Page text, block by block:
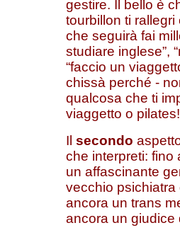
gestire. Il bello è
tourbillon ti
che seguirà fai
studiare inglese”,
“faccio un
chissà perché -
qualcosa che ti
viaggetto o pilates!
Il secondo
che interpreti: fino
un affascinante
vecchio
ancora un trans
ancora un giudice